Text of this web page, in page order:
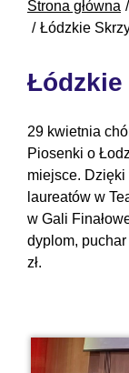
Strona główna
Łódzkie
Łódzkie
29 kwietnia
Piosenki o
miejsce. Dzięki
laureatów w
w Gali
dyplom,
zł.